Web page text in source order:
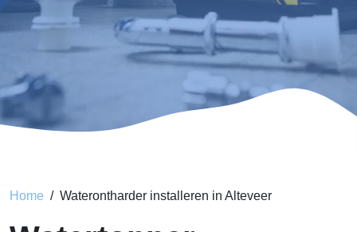
Home Waterontharder installeren in Alteveer